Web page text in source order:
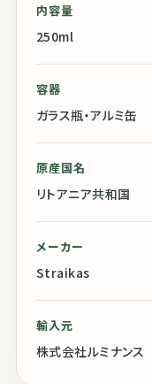
内容量
250ml
容器
ガラス瓶・アルミ缶
原産国名
リトアニア共和国
メーカー
Straikas
輸入元
株式会社ルミナンス